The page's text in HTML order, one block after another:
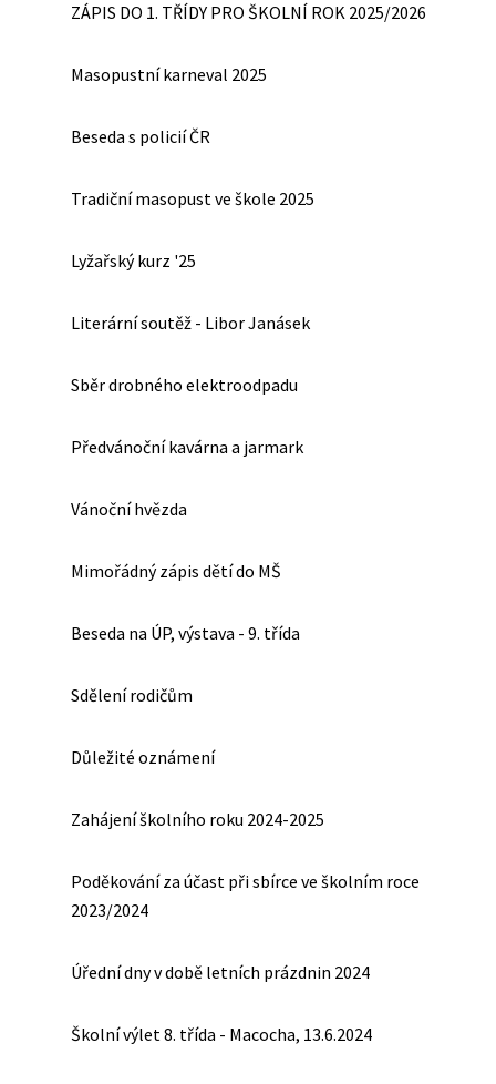
ZÁPIS DO 1. TŘÍDY PRO ŠKOLNÍ ROK 2025/2026
Masopustní karneval 2025
Beseda s policií ČR
Tradiční masopust ve škole 2025
Lyžařský kurz '25
Literární soutěž - Libor Janásek
Sběr drobného elektroodpadu
Předvánoční kavárna a jarmark
Vánoční hvězda
Mimořádný zápis dětí do MŠ
Beseda na ÚP, výstava - 9. třída
Sdělení rodičům
Důležité oznámení
Zahájení školního roku 2024-2025
Poděkování za účast při sbírce ve školním roce
2023/2024
Úřední dny v době letních prázdnin 2024
Školní výlet 8. třída - Macocha, 13.6.2024